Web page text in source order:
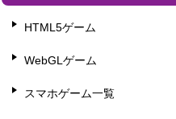
HTML5ゲーム
WebGLゲーム
スマホゲーム一覧